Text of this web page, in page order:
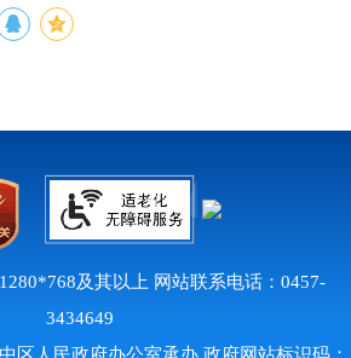
及其以上 网站联系电话：0457-
3434649
区人民政府办公室承办 政府网站标识码：